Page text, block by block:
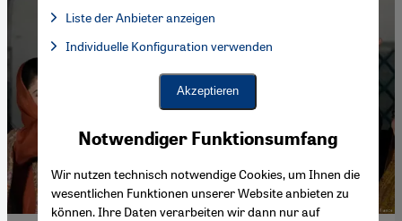
Notwendiger Funktionsumfang
Wir nutzen technisch notwendige Cookies, um Ihnen die
wesentlichen Funktionen unserer Website anbieten zu
können. Ihre Daten verarbeiten wir dann nur auf
Liste der Anbieter anzeigen
Facebook Embed / Facebook Connect, Google Maps Embed,
Facebook Embed / Facebook Connect
Google Maps Embed
Individuelle Konfiguration verwenden
Akzeptieren